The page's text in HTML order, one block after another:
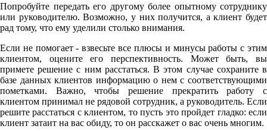
Попробуйте передать его другому более опытному сотруднику
или руководителю. Возможно, у них получится, а клиент будет
рад тому, что ему уделили столько внимания.
Если не помогает - взвесьте все плюсы и минусы работы с этим
клиентом, оцените его перспективность. Может быть, вы
примете решение с ним расстаться. В этом случае сохраните в
базе данных клиентов информацию о нем с соответствующими
пометками. Важно, чтобы решение прекратить работу с
клиентом принимал не рядовой сотрудник, а руководитель. Если
решите расстаться с клиентом, то пусть это пройдет гладко: если
клиент затаит на вас обиду, то он расскажет о вас очень многим.